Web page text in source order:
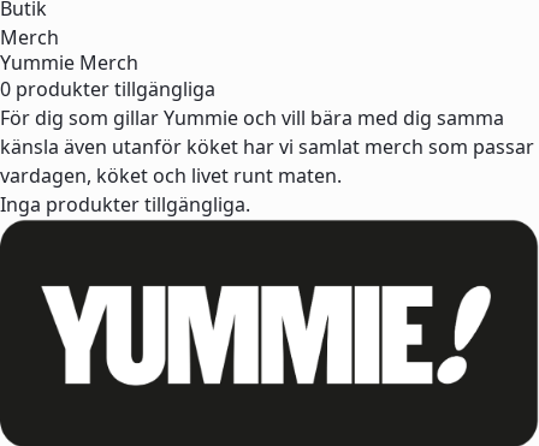
Butik
Merch
Yummie Merch
0 produkter tillgängliga
För dig som gillar Yummie och vill bära med dig samma
känsla även utanför köket har vi samlat merch som passar
vardagen, köket och livet runt maten.
Inga produkter tillgängliga.